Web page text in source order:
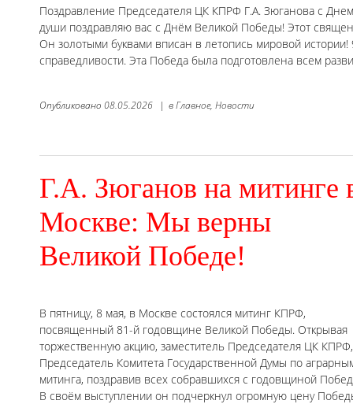
Поздравление Председателя ЦК КПРФ Г.А. Зюганова с
души поздравляю вас с Днём Великой Победы! Этот
Он золотыми буквами вписан в летопись мировой истории!
справедливости. Эта Победа была подготовлена всем
Опубликовано 08.05.2026 | вГлавное, Новости
Г.А. Зюганов на митинге
Москве: Мы верны
Великой Победе!
В пятницу, 8 мая, в Москве состоялся митинг КПРФ,
посвященный 81-й годовщине Великой Победы. Открывая
торжественную акцию, заместитель Председателя ЦК КПРФ,
Председатель Комитета Государственной Думы по
митинга, поздравив всех собравшихся с годовщиной
В своём выступлении он подчеркнул огромную цену